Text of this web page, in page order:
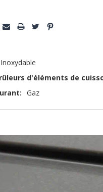
d'éléments de
Gaz